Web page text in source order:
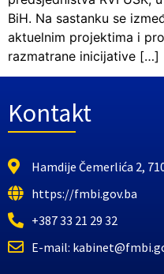
BiH. Na sastanku se
aktuelnim projektima i
razmatrane inicijative […]
Kontakt
Hamdije Čemerlića 2,
https://fmbi.gov.ba
+387 33 21 29 32
E-mail: